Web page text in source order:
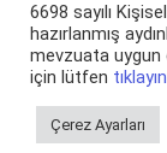
6698 sayılı
hazırlanmış
mevzuata uygun
için lütfen
Çerez Ayarları